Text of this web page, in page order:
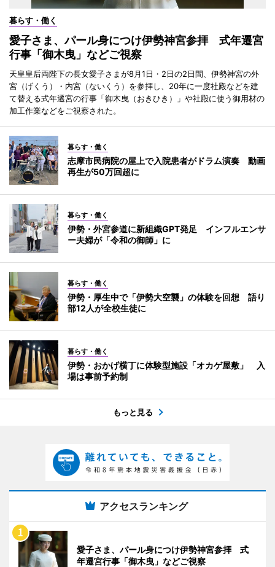
暮らす・働く
愛子さま、パール身につけ伊勢神宮参拝 式年遷宮
行事「御木曳」などご視察
天皇皇后両陛下の長女愛子さまが8月1日・2日の2日間、伊勢神宮の外
宮（げくう）・内宮（ないくう）を参拝し、20年に一度社殿などを建
て替える式年遷宮の行事「御木曳（おきひき）」や社殿に使う御用材の
加工作業などをご視察された。
暮らす・働く
志摩市民病院の屋上で入院患者がドラム演奏 動画
再生が50万回超に
暮らす・働く
伊勢・外宮参道に新組織GPT発足 インフルエンサ
ー夫婦が「令和の御師」に
暮らす・働く
伊勢・厚生中で「伊勢大空襲」の体験を回想 語り
部12人が全校生徒に
暮らす・働く
伊勢・おかげ横丁に体験型施設「オカゲ屋敷」 入
場は事前予約制
もっと見る
アクセスランキング
愛子さま、パール身につけ伊勢神宮参拝 式
年遷宮行事「御木曳」などご視察